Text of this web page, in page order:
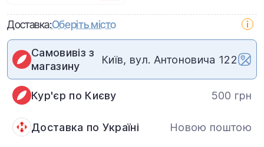
Доставка:Оберіть місто
Самовивіз з
магазину
Київ, вул. Антоновича 122
Кур'єр по Києву 500 грн
Доставка по Україні Новою поштою